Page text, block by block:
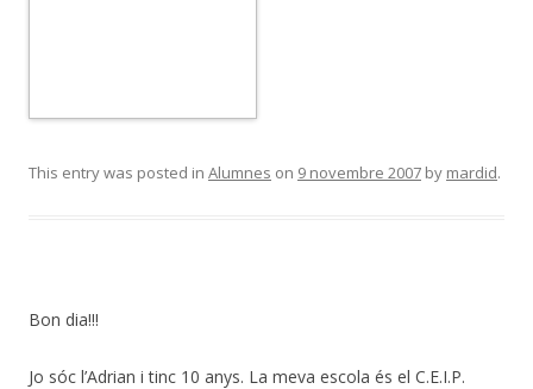
This entry was posted in Alumnes on 9 novembre 2007 by mardid.
Bon dia!!!
Jo sóc l’Adrian i tinc 10 anys. La meva escola és el C.E.I.P.